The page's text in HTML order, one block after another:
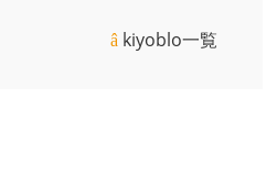
kiyoblo一覧